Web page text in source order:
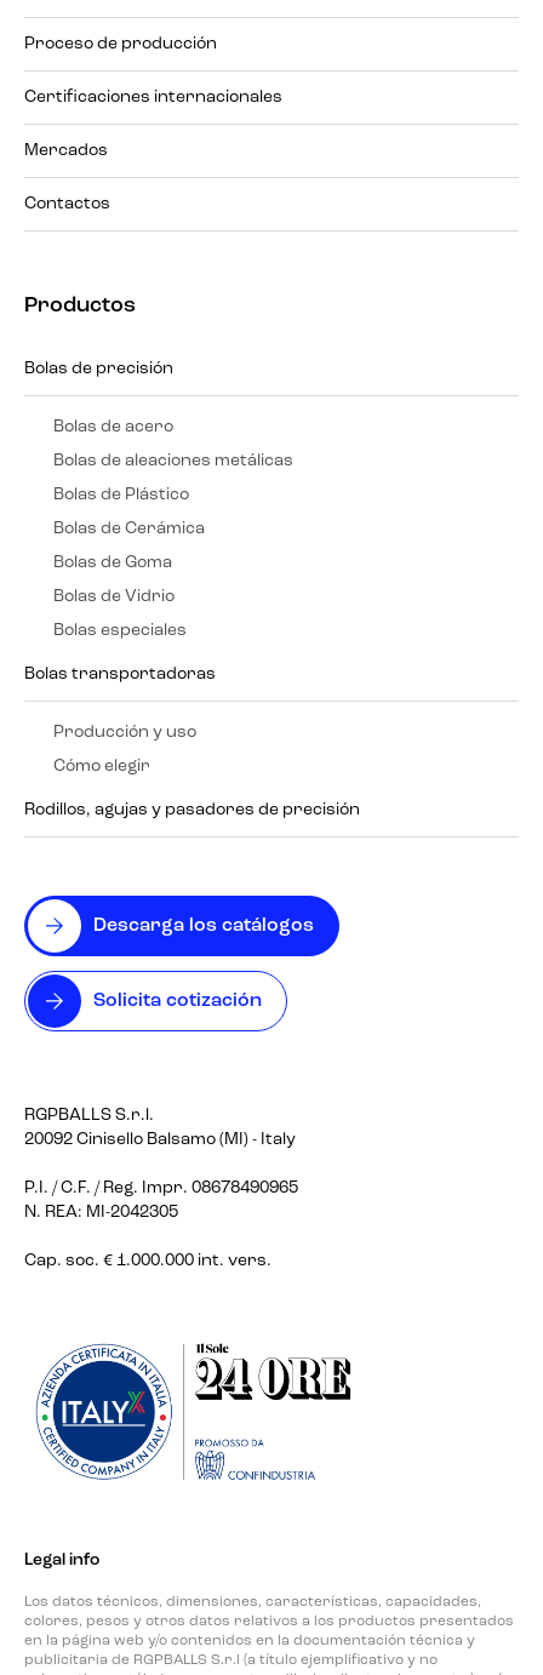
Descarga los catálogos
Solicita cotización
RGPBALLS S.r.l.
20092 Cinisello Balsamo (MI) - Italy
P.I. / C.F. / Reg. Impr. 08678490965
N. REA: MI-2042305
Cap. soc. € 1.000.000 int. vers.
Proceso de producción
Certificaciones internacionales
Mercados
Contactos
Productos
Bolas de precisión
Bolas de acero
Bolas de aleaciones metálicas
Bolas de Plástico
Bolas de Cerámica
Bolas de Goma
Bolas de Vidrio
Bolas especiales
Bolas transportadoras
Producción y uso
Cómo elegir
Rodillos, agujas y pasadores de precisión
Legal info
Los datos técnicos, dimensiones, características, capacidades,
colores, pesos y otros datos relativos a los productos presentados
en la página web y/o contenidos en la documentación técnica y
publicitaria de RGPBALLS S.r.l (a título ejemplificativo y no